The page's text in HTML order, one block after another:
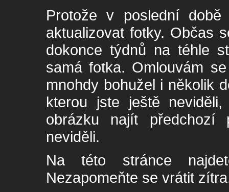
Protože v poslední
aktualizovat fotky. Občas
dokonce týdnů na téhle
samá fotka. Omlouvám
mnohdy bohužel i několik
kterou jste ještě
obrázku najít
neviděli.
Na této stránce
Nezapomeňte se vrátit